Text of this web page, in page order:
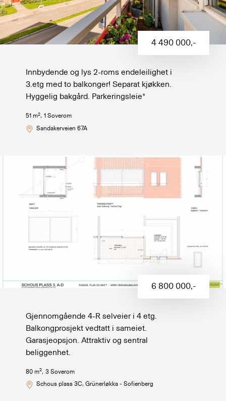
4 490 000,-
Innbydende og lys 2-roms endeleilighet i
3.etg med to balkonger! Separat kjøkken.
Hyggelig bakgård. Parkeringsleie*
51 m2, 1 Soverom
Sandakerveien 67A
6 800 000,-
Gjennomgående 4-R selveier i 4 etg.
Balkongprosjekt vedtatt i sameiet.
Garasjeopsjon. Attraktiv og sentral
beliggenhet.
80 m2, 3Soverom
Schous plass 3C, Grünerløkka - Sofienberg